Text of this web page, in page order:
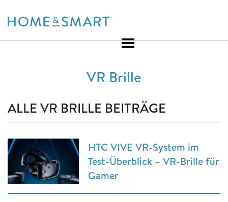
to
VR Brille
ALLE VR BRILLE BEITRÄGE
HTC VIVE VR-System im
Test-Überblick – VR-Brille für
Gamer